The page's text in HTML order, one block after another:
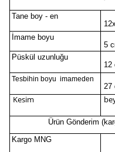
Tane boy - en
İmame boyu
5
Püskül uzunluğu
12
Tesbihin boyu imameden
27
Kesim
Ürün Gönderim
Kargo MNG